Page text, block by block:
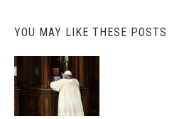
YOU MAY LIKE THESE POSTS